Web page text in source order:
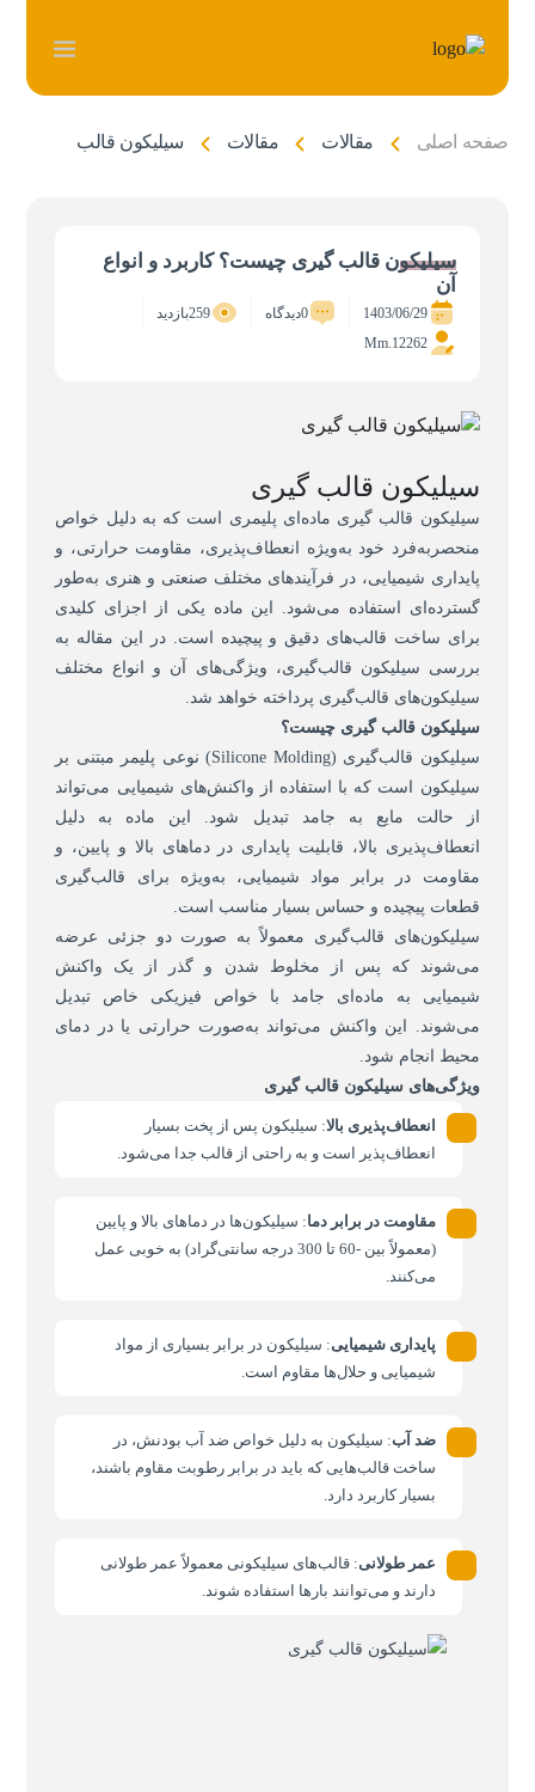
صفحه اصلی مقالات مقالات سیلیکون قالب گیری
سیلیکون قالب گیری چیست؟ کاربرد و انواع
آن
1403/06/29 0دیدگاه
259بازدید
Mm.12262
سیلیکون قالب گیری
سیلیکون قالب گیری ماده‌ای پلیمری است که به دلیل خواص
منحصربه‌فرد خود به‌ویژه انعطاف‌پذیری، مقاومت حرارتی، و
پایداری شیمیایی، در فرآیندهای مختلف صنعتی و هنری به‌طور
گسترده‌ای استفاده می‌شود. این ماده یکی از اجزای کلیدی
برای ساخت قالب‌های دقیق و پیچیده است. در این مقاله به
بررسی سیلیکون قالب‌گیری، ویژگی‌های آن و انواع مختلف
سیلیکون‌های قالب‌گیری پرداخته خواهد شد.
سیلیکون قالب گیری چیست؟
سیلیکون قالب‌گیری (Silicone Molding) نوعی پلیمر مبتنی بر
سیلیکون است که با استفاده از واکنش‌های شیمیایی می‌تواند
از حالت مایع به جامد تبدیل شود. این ماده به دلیل
انعطاف‌پذیری بالا، قابلیت پایداری در دماهای بالا و پایین، و
مقاومت در برابر مواد شیمیایی، به‌ویژه برای قالب‌گیری
قطعات پیچیده و حساس بسیار مناسب است.
سیلیکون‌های قالب‌گیری معمولاً به صورت دو جزئی عرضه
می‌شوند که پس از مخلوط شدن و گذر از یک واکنش
شیمیایی به ماده‌ای جامد با خواص فیزیکی خاص تبدیل
می‌شوند. این واکنش می‌تواند به‌صورت حرارتی یا در دمای
محیط انجام شود.
ویژگی‌های سیلیکون قالب گیری
انعطاف‌پذیری بالا: سیلیکون پس از پخت بسیار
انعطاف‌پذیر است و به راحتی از قالب جدا می‌شود.
مقاومت در برابر دما: سیلیکون‌ها در دماهای بالا و پایین
(معمولاً بین -60 تا 300 درجه سانتی‌گراد) به خوبی عمل
می‌کنند.
پایداری شیمیایی: سیلیکون در برابر بسیاری از مواد
شیمیایی و حلال‌ها مقاوم است.
ضد آب: سیلیکون به دلیل خواص ضد آب بودنش، در
ساخت قالب‌هایی که باید در برابر رطوبت مقاوم باشند،
بسیار کاربرد دارد.
عمر طولانی: قالب‌های سیلیکونی معمولاً عمر طولانی
دارند و می‌توانند بارها استفاده شوند.